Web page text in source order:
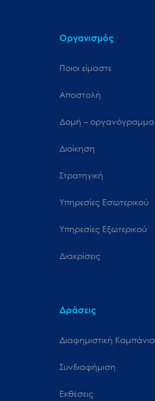
Οργανισμός
Ποιοι είμαστε
Αποστολή
Δομή – οργανόγραμμα
Διοίκηση
Στρατηγική
Υπηρεσίες Εσωτερικού
Υπηρεσίες Εξωτερικού
Διακρίσεις
Δράσεις
Διαφημιστική Καμπάνια
Συνδιαφήμιση
Εκθέσεις